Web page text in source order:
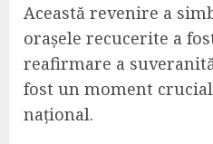
Această revenire a
orașele recucerite a
reafirmare a
fost un moment
național.